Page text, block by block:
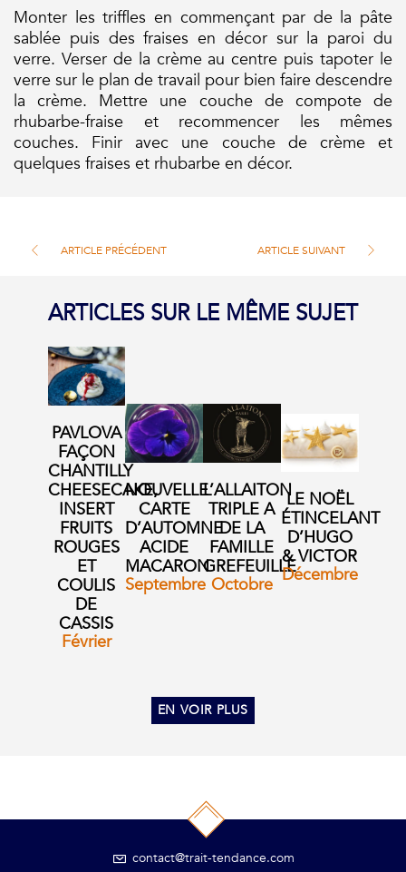
Monter les triffles en commençant par de la pâte
sablée puis des fraises en décor sur la paroi du
verre. Verser de la crème au centre puis tapoter le
verre sur le plan de travail pour bien faire descendre
la crème. Mettre une couche de compote de
rhubarbe-fraise et recommencer les mêmes
couches. Finir avec une couche de crème et
quelques fraises et rhubarbe en décor.
ARTICLE PRÉCÉDENT ARTICLE SUIVANT
ARTICLES SUR LE MÊME SUJET
PAVLOVA
FAÇON
CHANTILLY
CHEESECAKE,
INSERT
FRUITS
ROUGES
ET
COULIS
DE
CASSIS
Février
NOUVELLE
CARTE
D’AUTOMNE
ACIDE
MACARON
Septembre
L’ALLAITON
TRIPLE A
DE LA
FAMILLE
GREFEUILLE
Octobre
LE NOËL
ÉTINCELANT
D’HUGO
& VICTOR
Décembre
EN VOIR PLUS
contact@trait-tendance.com